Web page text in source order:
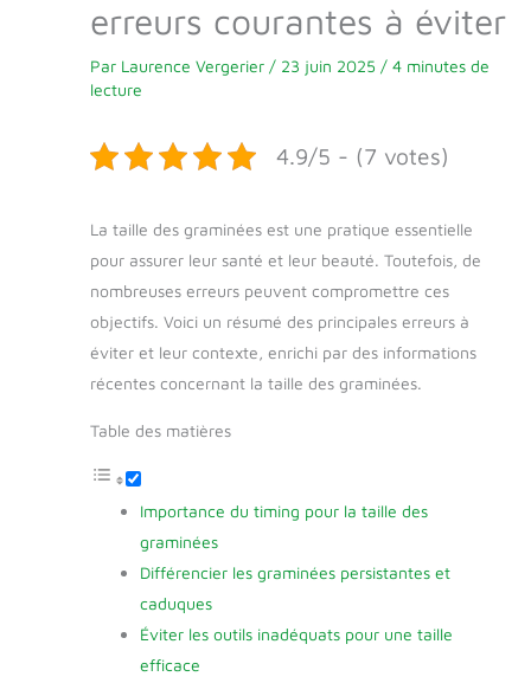
erreurs courantes à éviter
Par Laurence Vergerier / 23 juin 2025 / 4 minutes de
lecture
4.9/5 - (7 votes)
La taille des graminées est une pratique essentielle
pour assurer leur santé et leur beauté. Toutefois, de
nombreuses erreurs peuvent compromettre ces
objectifs. Voici un résumé des principales erreurs à
éviter et leur contexte, enrichi par des informations
récentes concernant la taille des graminées.
Table des matières
Importance du timing pour la taille des
graminées
Différencier les graminées persistantes et
caduques
Éviter les outils inadéquats pour une taille
efficace